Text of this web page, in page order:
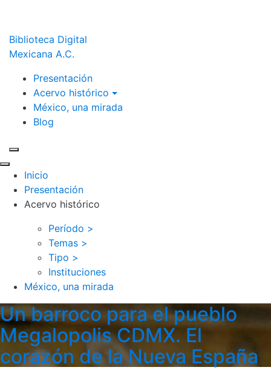
Biblioteca Digital
Mexicana A.C.
Presentación
Acervo histórico
México, una mirada
Blog
Inicio
Presentación
Acervo histórico
Período >
Temas >
Tipo >
Instituciones
México, una mirada
Un barroco para el pueblo
Megalopolis CDMX. El
corazón de la Nueva España